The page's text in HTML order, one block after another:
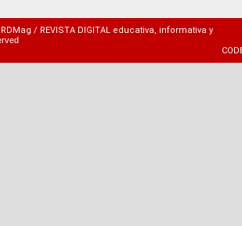
/ REVISTA DIGITAL educativa, informativa y